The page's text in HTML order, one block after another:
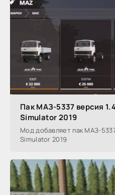
Пак МАЗ-5337 версия
Simulator 2019
Мод добавляет пак МАЗ-
Simulator 2019